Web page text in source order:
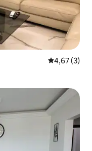
Scor mediu
4,67 (3)